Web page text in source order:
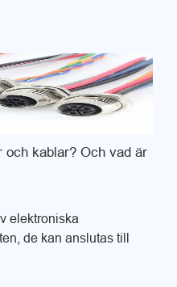
Och vad är
elektroniska
de kan anslutas till